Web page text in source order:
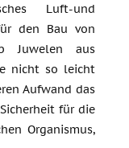
Luft-und
den Bau von
Juwelen aus
nicht so leicht
Aufwand das
für die
Organismus,